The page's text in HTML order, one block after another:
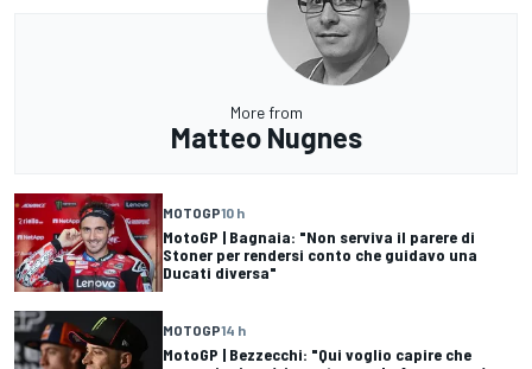
More from
Matteo Nugnes
MOTOGP10 h
MotoGP | Bagnaia: "Non serviva il parere di
Stoner per rendersi conto che guidavo una
Ducati diversa"
MOTOGP14 h
MotoGP | Bezzecchi: "Qui voglio capire che